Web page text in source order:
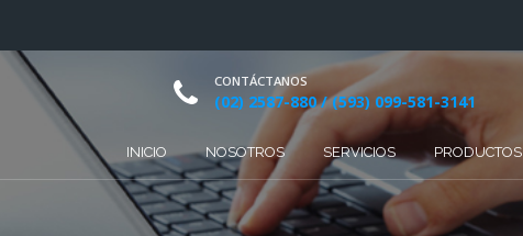
CONTÁCTANOS
(02) 2587-880 / (593) 099-581-3141
INICIO NOSOTROS SERVICIOS PRODUCTOS